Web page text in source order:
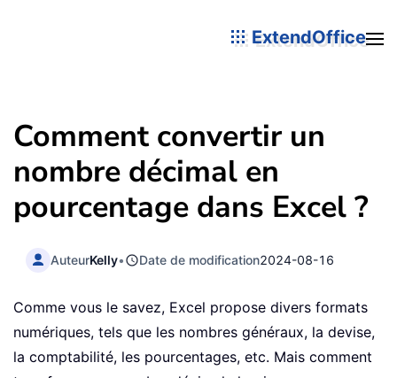
ExtendOffice
Comment convertir un
nombre décimal en
pourcentage dans Excel ?
AuteurKelly• Date de modification2024-08-16
Comme vous le savez, Excel propose divers formats
numériques, tels que les nombres généraux, la devise,
la comptabilité, les pourcentages, etc. Mais comment